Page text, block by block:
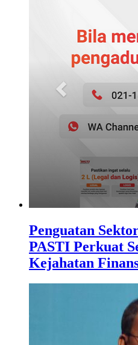
Penguatan
PASTI Perkuat
Kejahatan